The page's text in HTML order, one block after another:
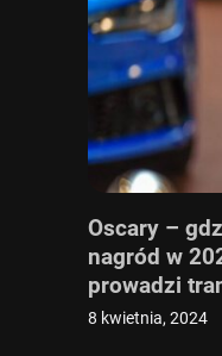
Oscary –
nagród w
prowadzi
online i w TV
8 kwietnia, 2024